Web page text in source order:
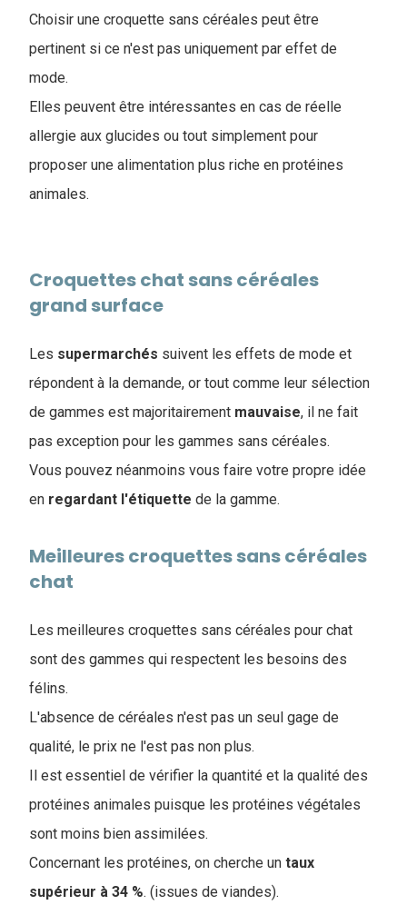
Choisir une croquette sans céréales peut être
pertinent si ce n'est pas uniquement par effet de
mode.
Elles peuvent être intéressantes en cas de réelle
allergie aux glucides ou tout simplement pour
proposer une alimentation plus riche en protéines
animales.
Croquettes chat sans céréales
grand surface
Les supermarchés suivent les effets de mode et
répondent à la demande, or tout comme leur sélection
de gammes est majoritairement mauvaise, il ne fait
pas exception pour les gammes sans céréales.
Vous pouvez néanmoins vous faire votre propre idée
en regardant l'étiquette de la gamme.
Meilleures croquettes sans céréales
chat
Les meilleures croquettes sans céréales pour chat
sont des gammes qui respectent les besoins des
félins.
L'absence de céréales n'est pas un seul gage de
qualité, le prix ne l'est pas non plus.
Il est essentiel de vérifier la quantité et la qualité des
protéines animales puisque les protéines végétales
sont moins bien assimilées.
Concernant les protéines, on cherche un taux
supérieur à 34 %. (issues de viandes).